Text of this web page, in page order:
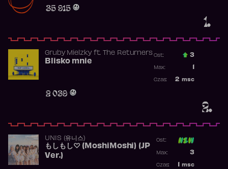
1.
35 915
2.
Gruby Mielzkyft. The Returners
Blisko mnie
2 039
Ost.: 3
Max:
2 msc
Czas:
UNIS (유니스)
もしもし♡ (MoshiMoshi) (JP
Ver.)
Ost:
3
Max:
msc
Czas: